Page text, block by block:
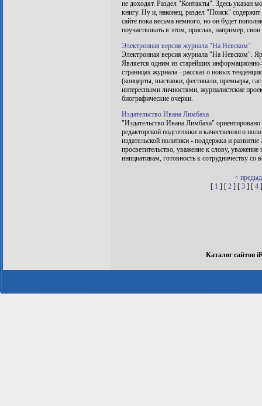
не доходят. Раздел "Контакты". Здесь указан
книгу. Ну и, наконец, раздел "Поиск"
сайте пока весьма немного, но он будет
поучаствовать в этом, прислав, например,
Электронная версия журнала "На Невском"
Электронная версия журнала "На Невском".
Является одним из старейших
страницах журнала - рассказ о новых
(концерты, выставки, фестивали, премьеры,
интересными личностями, журналистские
биографические очерки.
Издательство Ивана Лимбаха
"Издательство Ивана Лимбаха"
редакторской подготовки и качественного
издательской политики - поддержка и
просветительство, уважение к слову,
инициативам, готовность к сотрудничеству
<
[ 1 ] [ 2 ] [ 3 ] [ 4
Каталог сайтов